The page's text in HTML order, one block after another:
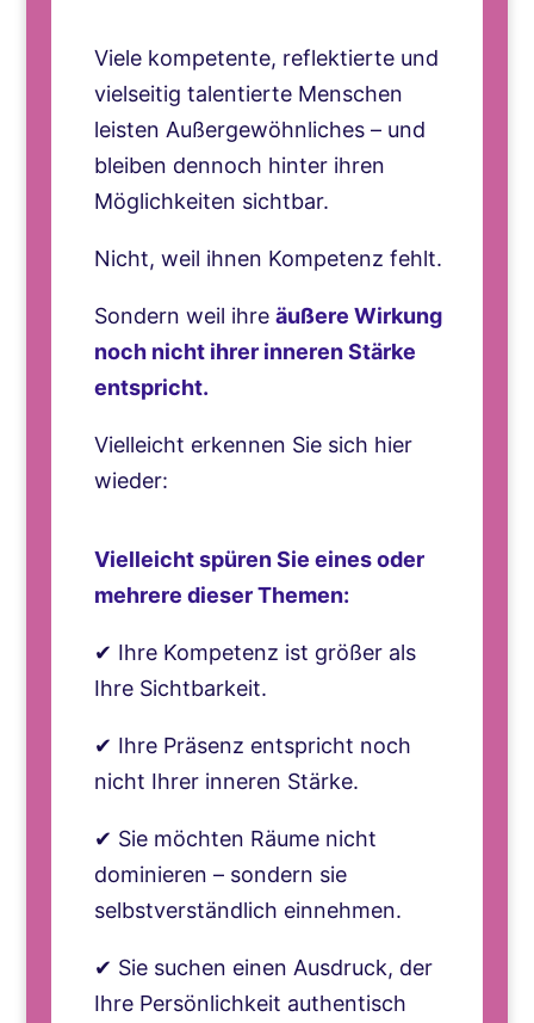
Viele kompetente, reflektierte und
vielseitig talentierte Menschen
leisten Außergewöhnliches – und
bleiben dennoch hinter ihren
Möglichkeiten sichtbar.
Nicht, weil ihnen Kompetenz fehlt.
Sondern weil ihre äußere Wirkung
noch nicht ihrer inneren Stärke
entspricht.
Vielleicht erkennen Sie sich hier
wieder:
Vielleicht spüren Sie eines oder
mehrere dieser Themen:
✔ Ihre Kompetenz ist größer als
Ihre Sichtbarkeit.
✔ Ihre Präsenz entspricht noch
nicht Ihrer inneren Stärke.
✔ Sie möchten Räume nicht
dominieren – sondern sie
selbstverständlich einnehmen.
✔ Sie suchen einen Ausdruck, der
Ihre Persönlichkeit authentisch